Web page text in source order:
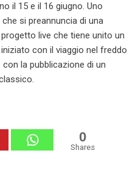
il 15 e il 16 giugno. Uno
si preannuncia di una
live che tiene unito un
con il viaggio nel freddo
con la pubblicazione di un
0
Shares